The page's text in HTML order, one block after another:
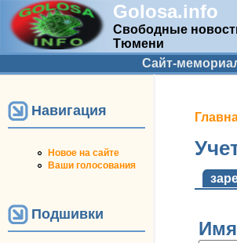
Golosa.info
Свободные
Тюмени
Дополнительное меню
Сайт-
Навигация
Новое на сайте
Ваши голосования
Подшивки
Вы